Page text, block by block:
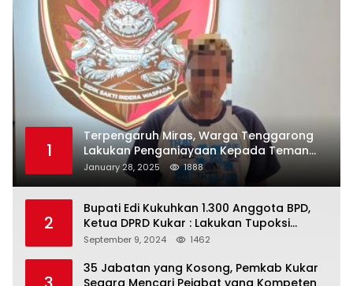
1
Terpengaruh Miras, Warga Tenggarong
Lakukan Penganiayaan Kepada Teman
Sendiri
January 28, 2025 1888
2
Bupati Edi Kukuhkan 1.300 Anggota BPD,
Ketua DPRD Kukar : Lakukan Tupoksi
Dengan Baik Untuk Wujudkan
September 9, 2024 1462
35 Jabatan yang Kosong, Pemkab Kukar
Segara Mencari Pejabat yang Kompeten